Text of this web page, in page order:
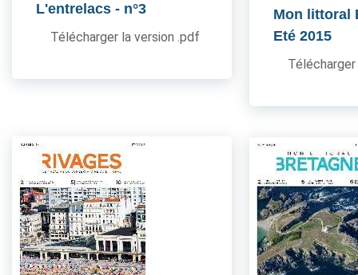
L'entrelacs - n°3
Télécharger la version .pdf
Mon littoral
Eté 2015